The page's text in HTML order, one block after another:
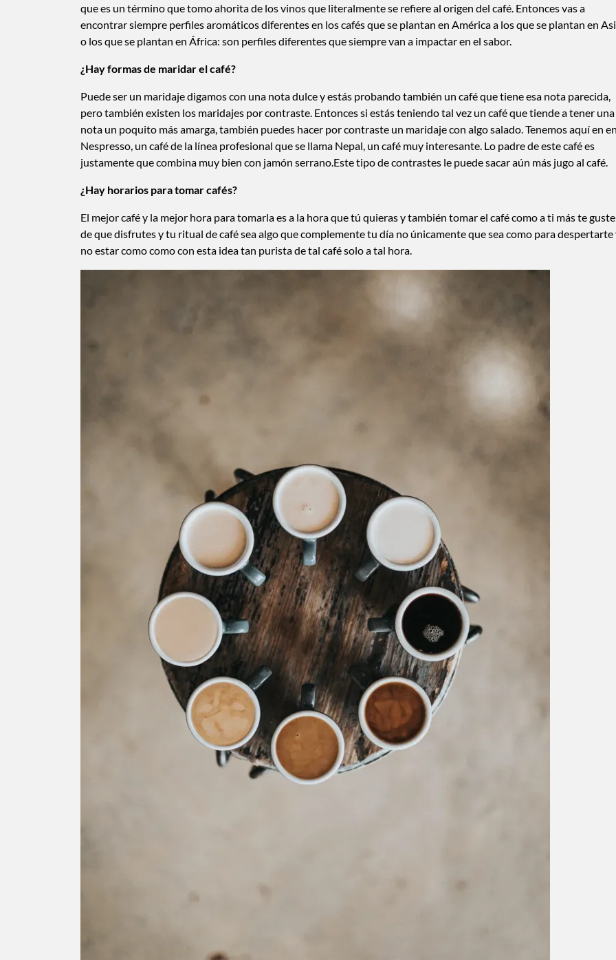
que es un término que tomo ahorita de los vinos que literalmente se refiere al origen del café. Entonces vas a
encontrar siempre perfiles aromáticos diferentes en los cafés que se plantan en América a los que se plantan en
o los que se plantan en África: son perfiles diferentes que siempre van a impactar en el sabor.
¿Hay formas de maridar el café?
Puede ser un maridaje digamos con una nota dulce y estás probando también un café que tiene esa nota parecida,
pero también existen los maridajes por contraste. Entonces si estás teniendo tal vez un café que tiende a tener una
nota un poquito más amarga, también puedes hacer por contraste un maridaje con algo salado. Tenemos aquí en
Nespresso, un café de la línea profesional que se llama Nepal, un café muy interesante. Lo padre de este café es
justamente que combina muy bien con jamón serrano.Este tipo de contrastes le puede sacar aún más jugo al café.
¿Hay horarios para tomar cafés?
El mejor café y la mejor hora para tomarla es a la hora que tú quieras y también tomar el café como a ti más te
de que disfrutes y tu ritual de café sea algo que complemente tu día no únicamente que sea como para despertarte
no estar como como con esta idea tan purista de tal café solo a tal hora.